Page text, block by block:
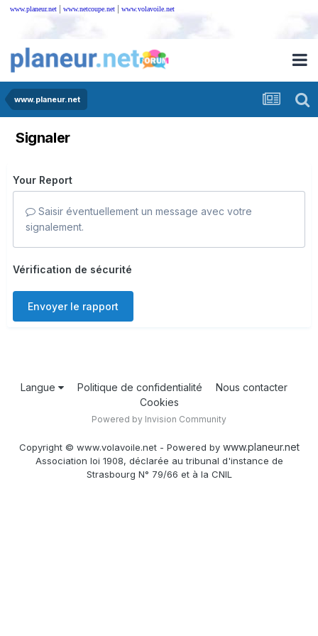
www.planeur.net | www.netcoupe.net | www.volavoile.net
www.planeur.net
Signaler
Your Report
Saisir éventuellement un message avec votre
signalement.
Vérification de sécurité
Envoyer le rapport
Langue Politique de confidentialité
Nous contacter
Cookies
Powered by Invision Community
Copyright © www.volavoile.net - Powered by www.planeur.net
Association loi 1908, déclarée au tribunal d'instance de
Strasbourg N° 79/66 et à la CNIL